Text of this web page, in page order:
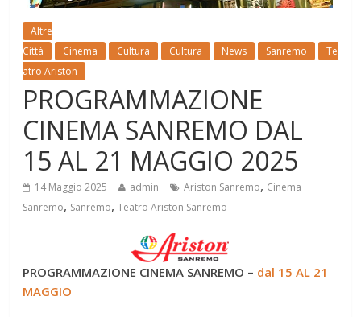
Altre
Città
Cinema Cultura Cultura News Sanremo
Te
atro Ariston
PROGRAMMAZIONE
CINEMA SANREMO DAL
15 AL 21 MAGGIO 2025
14 Maggio 2025 admin Ariston Sanremo, Cinema
Sanremo, Sanremo,Teatro Ariston Sanremo
PROGRAMMAZIONE CINEMA SANREMO – dal 15 AL 21
MAGGIO